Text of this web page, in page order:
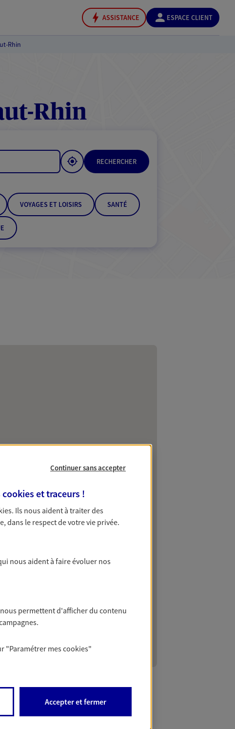
ASSISTANCE ESPACE CLIENT
Rhin
Rhin
RECHERCHER
VOYAGES ET LOISIRS SANTÉ
Continuer sans accepter
cookies et traceurs !
. Ils nous aident à traiter des
dans le respect de votre vie privée.
nous aident à faire évoluer nos
permettent d'afficher du contenu
"Paramétrer mescookies"
Accepter et fermer